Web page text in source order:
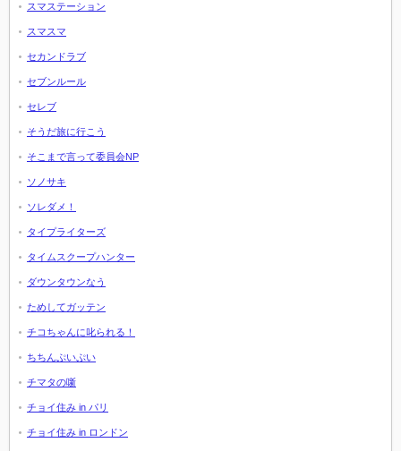
スマステーション
スマスマ
セカンドラブ
セブンルール
セレブ
そうだ旅に行こう
そこまで言って委員会NP
ソノサキ
ソレダメ！
タイプライターズ
タイムスクープハンター
ダウンタウンなう
ためしてガッテン
チコちゃんに叱られる！
ちちんぷいぷい
チマタの噺
チョイ住み in パリ
チョイ住み in ロンドン